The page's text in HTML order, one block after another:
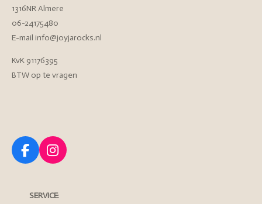
1316NR Almere
06-24175480
E-mail info@joyjarocks.nl
KvK 91176395
BTW op te vragen
F
a
e
I
n
t
SERVICE: